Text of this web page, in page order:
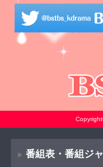
番組表・番組ジ